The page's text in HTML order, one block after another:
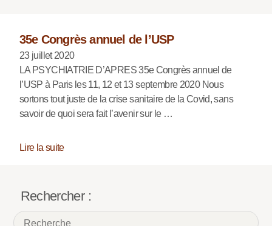
35e Congrès annuel de l’USP
23 juillet 2020
LA PSYCHIATRIE D’APRES 35e Congrès annuel de
l’USP à Paris les 11, 12 et 13 septembre 2020 Nous
sortons tout juste de la crise sanitaire de la Covid, sans
savoir de quoi sera fait l’avenir sur le …
Lire la suite
Rechercher :